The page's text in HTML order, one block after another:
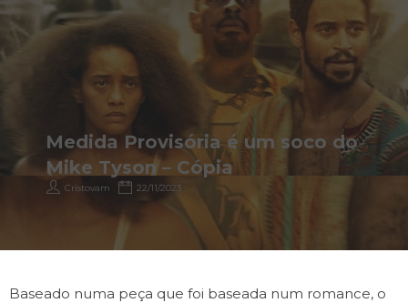
Medida Provisória é um soco do
Mike Tyson – Cópia
Cristovam 22/11/2023
Baseado numa peça que foi baseada num romance, o